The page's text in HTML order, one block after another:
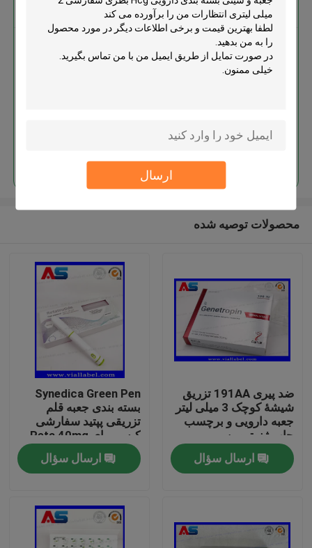
ارسال
صفحه اصلی
درباره ما
بهترين قيمت رو براي
بطری سفارشی 2 میلی لیتری
محصولات توصیه شده
ضد پیری 191AA تزریق
شیشۀ کوچک 3 میلی لیتر
جعبه دارویی و برچسب
چاپ ژنوتروپن
ارسال سؤال
Synedica Green Pen
بسته بندی جعبه قلم
تزریقی پپتید سفارشی
کیس برای Reta 40mg
قلم تزریقی پپتید
Synedica Penارسال سؤال